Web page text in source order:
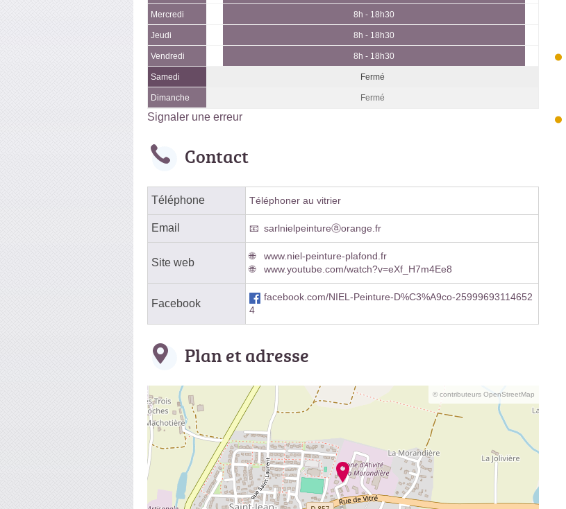
Mercredi 8h - 18h30
Jeudi 8h - 18h30
Vendredi 8h - 18h30
Samedi Fermé
Dimanche Fermé
Signaler une erreur
Contact
Téléphone Téléphoner au vitrier
Email sarlnielpeintureⓐorange.fr
Site web
www.niel-peinture-plafond.fr
www.youtube.com/watch?v=eXf_H7m4Ee8
Facebook
facebook.com/NIEL-Peinture-D%C3%A9co-25999693114652
4
Plan et adresse
© contributeurs OpenStreetMap